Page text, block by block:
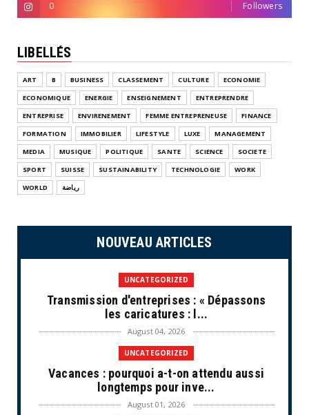
0 Followers
LIBELLÉS
ART B BUSINESS CLASSEMENT CULTURE
ECONOMIE
ECONOMIQUE
ENERGIE ENSEIGNEMENT
ENTREPRENDRE
ENTREPRISE
ENVIRENEMENT FEMME ENTREPRENEUSE
FINANCE
FORMATION
IMMOBILIER LIFESTYLE LUXE
MANAGEMENT
MEDIA
MUSIQUE POLITIQUE SANTE SCIENCE
SOCIETE
SPORT
SUISSE SUSTAINABILITY TECHNOLOGIE
WORK
WORLD
رياضة
NOUVEAU ARTICLES
UNCATEGORIZED
Transmission d'entreprises : « Dépassons
les caricatures : l...
August 04, 2026
UNCATEGORIZED
Vacances : pourquoi a-t-on attendu aussi
longtemps pour inve...
August 01, 2026